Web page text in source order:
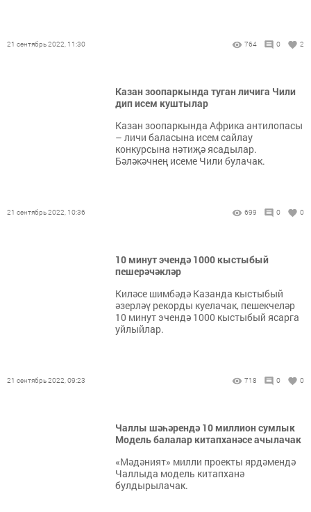
21 сентябрь 2022, 11:30 764 0 2
Казан зоопаркында туган личига Чили
дип исем куштылар
Казан зоопаркында Африка антилопасы
– личи баласына исем сайлау
конкурсына нәтиҗә ясадылар.
Бәләкәчнең исеме Чили булачак.
21 сентябрь 2022, 10:36 699 0 0
10 минут эчендә 1000 кыстыбый
пешерәчәкләр
Киләсе шимбәдә Казанда кыстыбый
әзерләү рекорды куелачак, пешекчеләр
10 минут эчендә 1000 кыстыбый ясарга
уйлыйлар.
21 сентябрь 2022, 09:23 718 0 0
Чаллы шәһәрендә 10 миллион сумлык
Модель балалар китапханәсе ачылачак
«Мәдәният» милли проекты ярдәмендә
Чаллыда модель китапханә
булдырылачак.